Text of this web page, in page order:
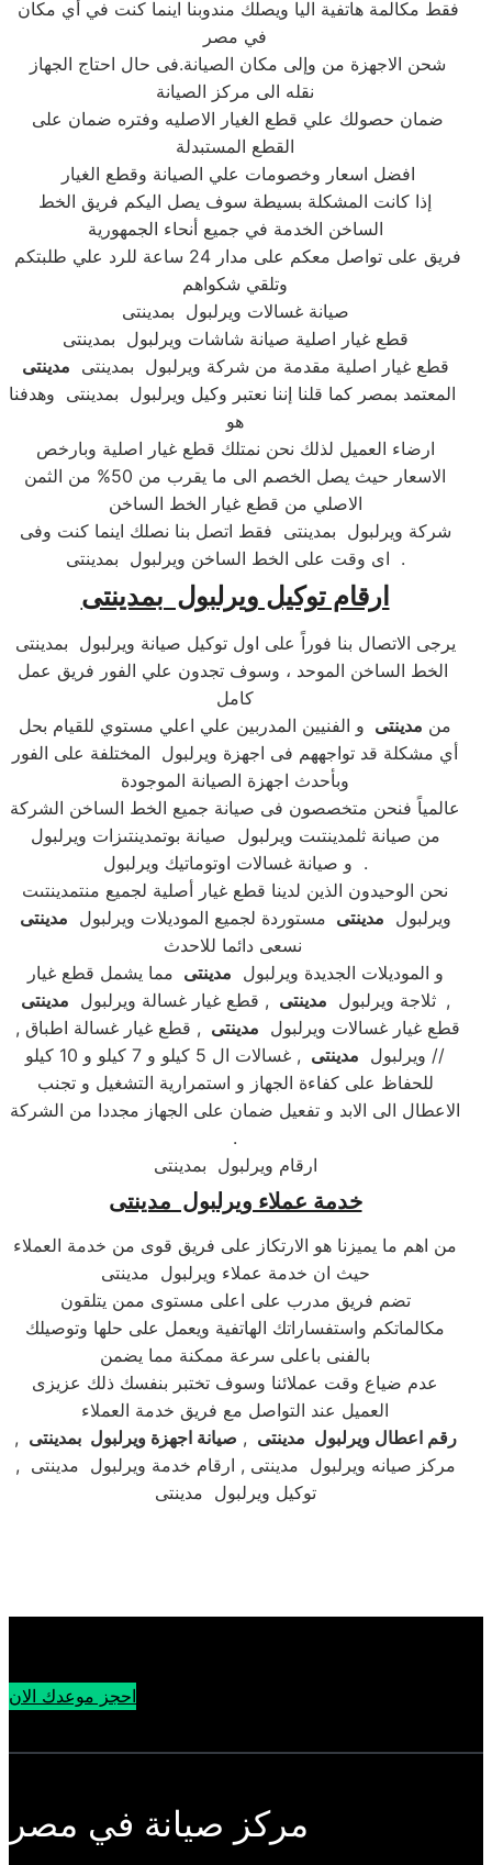
في مصر
نقله الى مركز الصيانة
القطع المستبدلة
افضل اسعار وخصومات علي الصيانة وقطع الغيار
إذا كانت المشكلة بسيطة سوف يصل اليكم فريق الخط
الساخن الخدمة في جميع أنحاء الجمهورية
وتلقي شكواهم
صيانة غسالات ويرلبول بمدينتى
قطع غيار اصلية صيانة شاشات ويرلبول بمدينتى
قطع غيار اصلية مقدمة من شركة ويرلبول بمدينتى مدينتى
المعتمد بمصر كما قلنا إننا نعتبر وكيل ويرلبول بمدينتى وهدفنا
هو
ارضاء العميل لذلك نحن نمتلك قطع غيار اصلية وبارخص
الاسعار حيث يصل الخصم الى ما يقرب من 50% من الثمن
الاصلي من قطع غيار الخط الساخن
شركة ويرلبول بمدينتى فقط اتصل بنا نصلك اينما كنت وفى
اى وقت على الخط الساخن ويرلبول بمدينتى .
ارقام توكيل ويرلبول بمدينتى
يرجى الاتصال بنا فوراً على اول توكيل صيانة ويرلبول بمدينتى
الخط الساخن الموحد ، وسوف تجدون علي الفور فريق عمل
كامل
من مدينتى و الفنيين المدربين علي اعلي مستوي للقيام بحل
أي مشكلة قد تواجههم فى اجهزة ويرلبول المختلفة على الفور
وبأحدث اجهزة الصيانة الموجودة
عالمياً فنحن متخصصون فى صيانة جميع الخط الساخن الشركة
من صيانة ثلمدينتىت ويرلبول صيانة بوتمدينتىزات ويرلبول
و صيانة غسالات اوتوماتيك ويرلبول .
نحن الوحيدون الذين لدينا قطع غيار أصلية لجميع منتمدينتىت
ويرلبول مدينتى مستوردة لجميع الموديلات ويرلبول مدينتى
نسعى دائما للاحدث
و الموديلات الجديدة ويرلبول مدينتى مما يشمل قطع غيار
ثلاجة ويرلبول مدينتى , قطع غيار غسالة ويرلبول مدينتى ,
, قطع غيار غسالات ويرلبول مدينتى , قطع غيار غسالة اطباق
ويرلبول مدينتى
, غسالات ال 5 كيلو و 7 كيلو و 10 كيلو //
للحفاظ على كفاءة الجهاز و استمرارية التشغيل و تجنب
الاعطال الى الابد و تفعيل ضمان على الجهاز مجددا من الشركة
.
ارقام ويرلبول بمدينتى
خدمة عملاء ويرلبول مدينتى
من اهم ما يميزنا هو الارتكاز على فريق قوى من خدمة العملاء
حيث ان خدمة عملاء ويرلبول مدينتى
تضم فريق مدرب على اعلى مستوى ممن يتلقون
مكالماتكم واستفساراتك الهاتفية ويعمل على حلها وتوصيلك
بالفنى باعلى سرعة ممكنة مما يضمن
عدم ضياع وقت عملائنا وسوف تختبر بنفسك ذلك عزيزى
العميل عند التواصل مع فريق خدمة العملاء
رقم اعطال ويرلبول مدينتى , صيانة اجهزة ويرلبول بمدينتى ,
مركز صيانه ويرلبول مدينتى , ارقام خدمة ويرلبول مدينتى ,
توكيل ويرلبول مدينتى
احجز موعدك الان
مركز صيانة في مصر